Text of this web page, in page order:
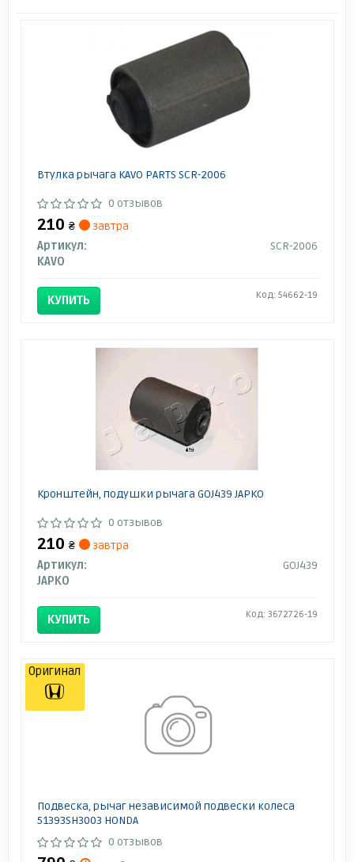
Втулка рычага KAVO PARTS SCR-2006
0 отзывов
210 ₴
завтра
Артикул:
SCR-2006
KAVO
КУПИТЬ Код: 54662-19
Кронштейн, подушки рычага GOJ439 JAPKO
0 отзывов
210 ₴
завтра
Артикул:
GOJ439
JAPKO
КУПИТЬ Код: 3672726-19
Подвеска, рычаг независимой подвески колеса
51393SH3003 HONDA
0 отзывов
Оригинал